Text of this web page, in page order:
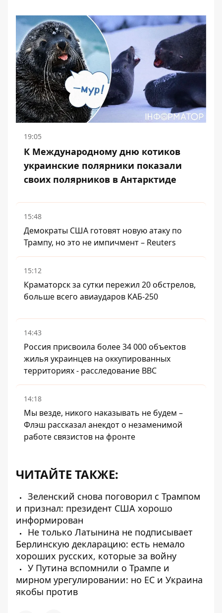
19:05
К Международному дню котиков
украинские полярники показали
своих полярников в Антарктиде
15:48
Демократы США готовят новую атаку по
Трампу, но это не импичмент – Reuters
15:12
Краматорск за сутки пережил 20 обстрелов,
больше всего авиаударов КАБ-250
14:43
Россия присвоила более 34 000 объектов
жилья украинцев на оккупированных
территориях - расследование BBC
14:18
Мы везде, никого наказывать не будем –
Флэш рассказал анекдот о незаменимой
работе связистов на фронте
ЧИТАЙТЕ ТАКЖЕ:
Зеленский снова поговорил с Трампом
и признал: президент США хорошо
информирован
Не только Латынина не подписывает
Берлинскую декларацию: есть немало
хороших русских, которые за войну
У Путина вспомнили о Трампе и
мирном урегулировании: но ЕС и Украина
якобы против